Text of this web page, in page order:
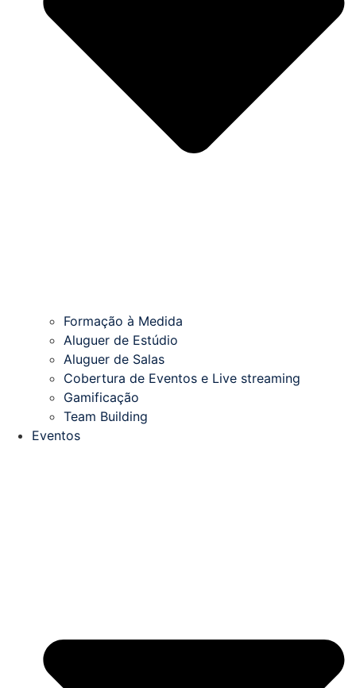
Formação à Medida
Aluguer de Estúdio
Aluguer de Salas
Cobertura de Eventos e Live streaming
Gamificação
Team Building
Eventos